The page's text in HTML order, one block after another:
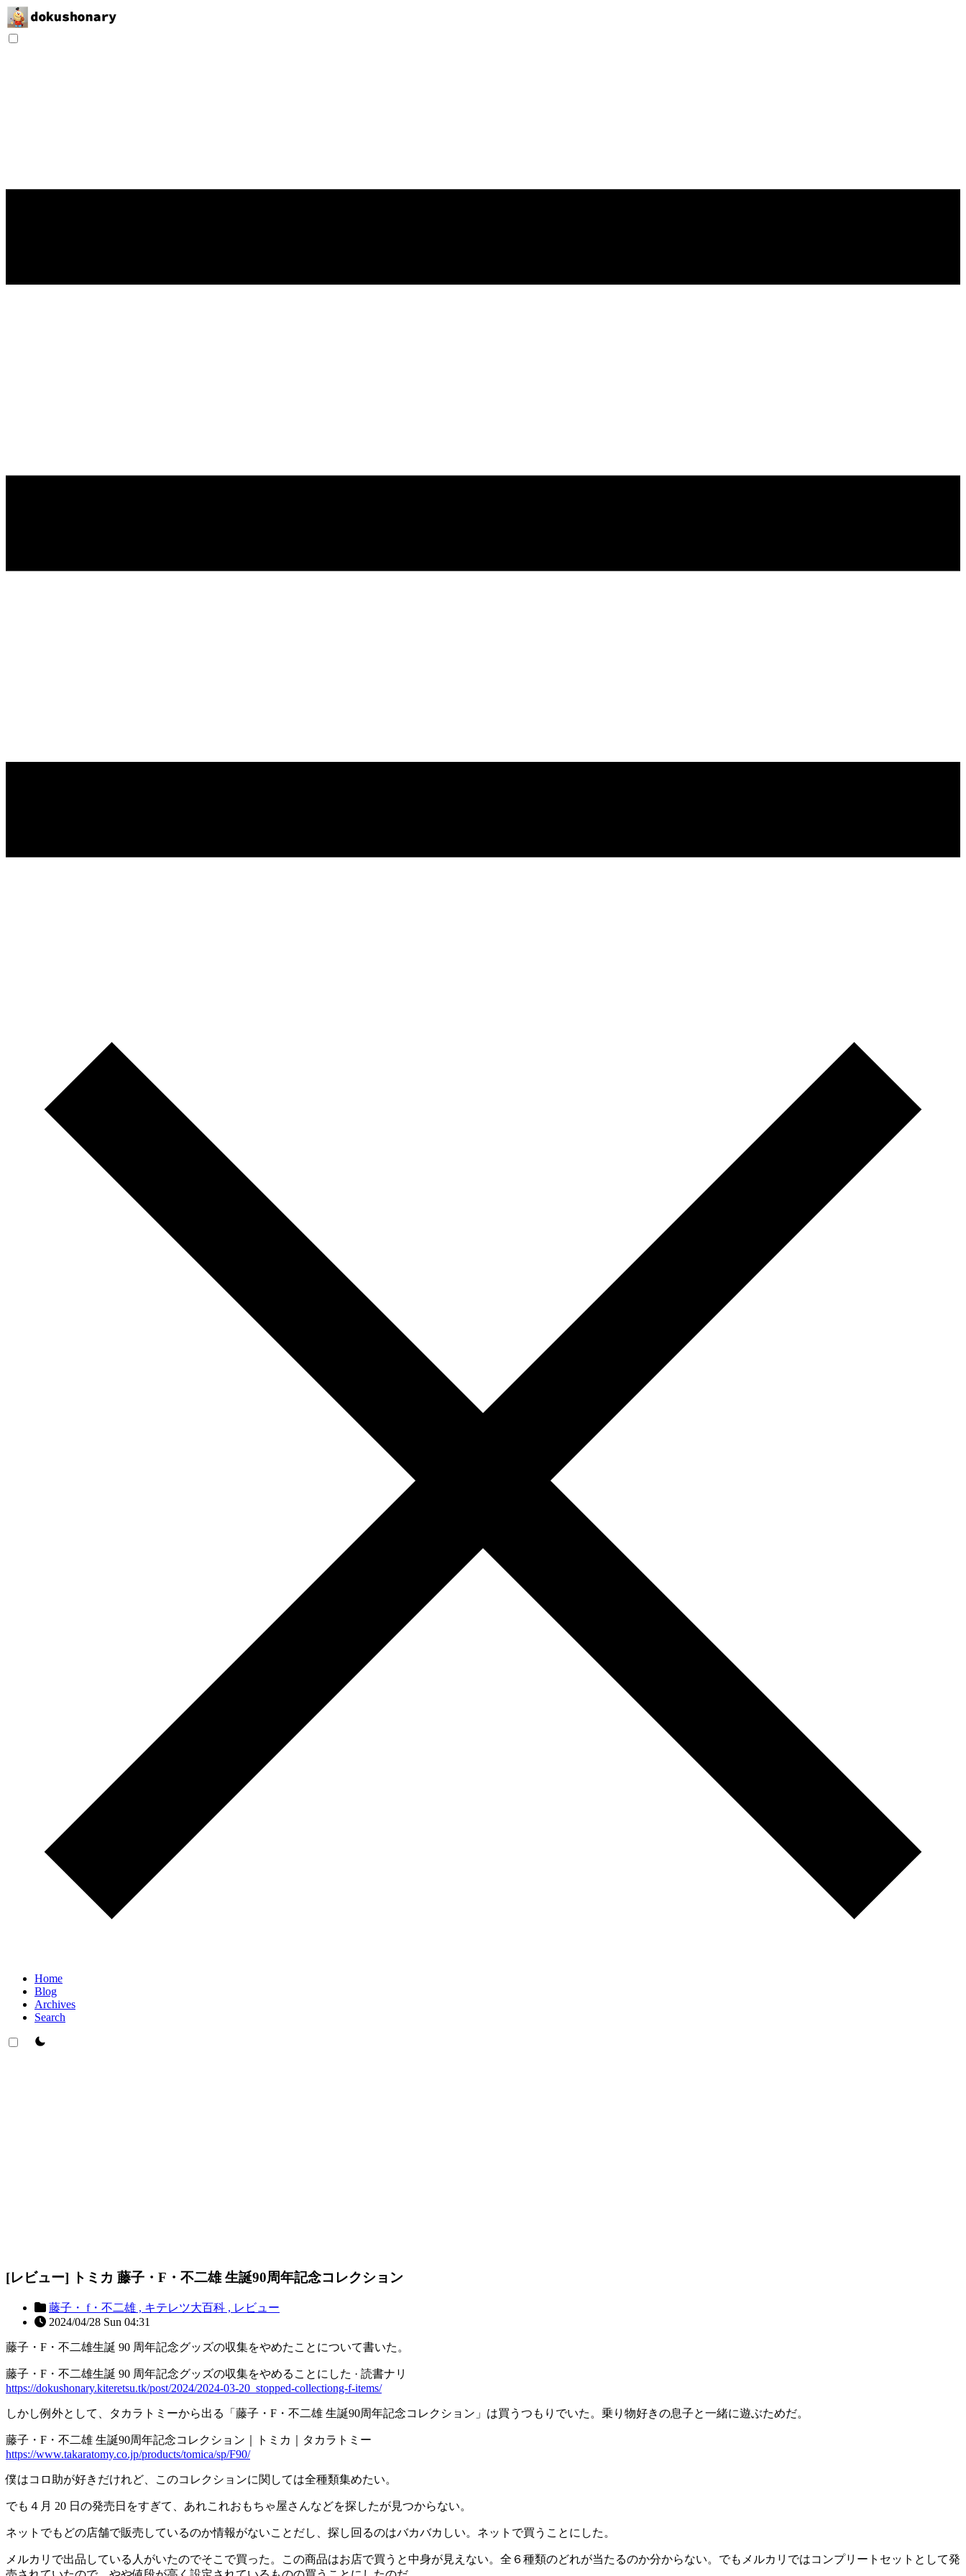
Home
Blog
Archives
Search
theme switcher
[レビュー] トミカ 藤子・F・不二雄 生誕90周年記念コレクション
藤子・ f・不二雄 , キテレツ大百科 , レビュー
2024/04/28 Sun 04:31
藤子・F・不二雄生誕 90 周年記念グッズの収集をやめたことについて書いた。
藤子・F・不二雄生誕 90 周年記念グッズの収集をやめることにした · 読書ナリ
https://dokushonary.kiteretsu.tk/post/2024/2024-03-20_stopped-collectiong-f-items/
しかし例外として、タカラトミーから出る「藤子・F・不二雄 生誕90周年記念コレクション」は買うつもりでいた。乗り物好きの息子と一緒に遊ぶためだ。
藤子・F・不二雄 生誕90周年記念コレクション｜トミカ｜タカラトミー
https://www.takaratomy.co.jp/products/tomica/sp/F90/
僕はコロ助が好きだけれど、このコレクションに関しては全種類集めたい。
でも４月 20 日の発売日をすぎて、あれこれおもちゃ屋さんなどを探したが見つからない。
ネットでもどの店舗で販売しているのか情報がないことだし、探し回るのはバカバカしい。ネットで買うことにした。
メルカリで出品している人がいたのでそこで買った。この商品はお店で買うと中身が見えない。全６種類のどれが当たるのか分からない。でもメルカリではコンプリートセットとして発